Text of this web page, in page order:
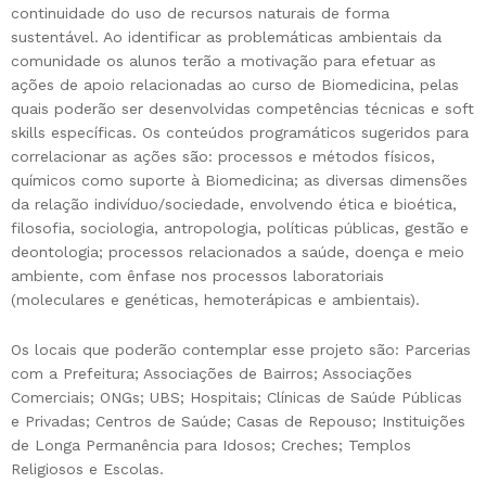
continuidade do uso de recursos naturais de forma
sustentável. Ao identificar as problemáticas ambientais da
comunidade os alunos terão a motivação para efetuar as
ações de apoio relacionadas ao curso de Biomedicina, pelas
quais poderão ser desenvolvidas competências técnicas e soft
skills específicas. Os conteúdos programáticos sugeridos para
correlacionar as ações são: processos e métodos físicos,
químicos como suporte à Biomedicina; as diversas dimensões
da relação indivíduo/sociedade, envolvendo ética e bioética,
filosofia, sociologia, antropologia, políticas públicas, gestão e
deontologia; processos relacionados a saúde, doença e meio
ambiente, com ênfase nos processos laboratoriais
(moleculares e genéticas, hemoterápicas e ambientais).
Os locais que poderão contemplar esse projeto são: Parcerias
com a Prefeitura; Associações de Bairros; Associações
Comerciais; ONGs; UBS; Hospitais; Clínicas de Saúde Públicas
e Privadas; Centros de Saúde; Casas de Repouso; Instituições
de Longa Permanência para Idosos; Creches; Templos
Religiosos e Escolas.